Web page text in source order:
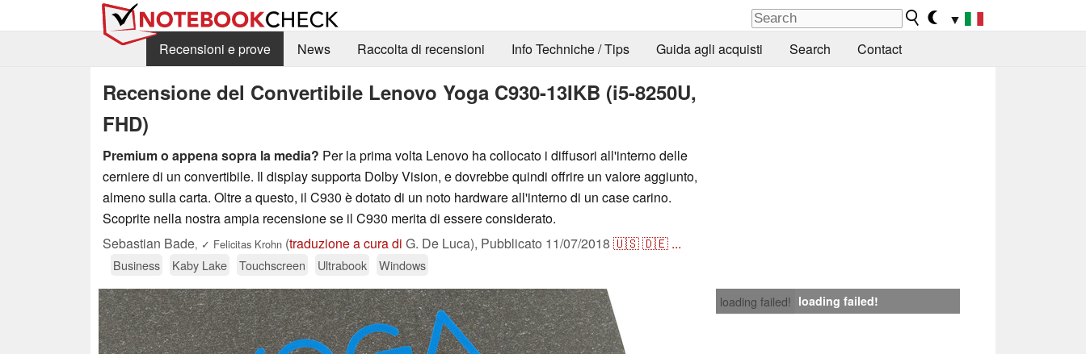
▼
Recensioni e prove
News Raccolta di recensioni Info Techniche / Tips Guida agli acquisti Search Contact
Recensione del Convertibile Lenovo Yoga C930-13IKB (i5-8250U,
FHD)
Premium o appena sopra la media? Per la prima volta Lenovo ha collocato i diffusori all'interno delle
cerniere di un convertibile. Il display supporta Dolby Vision, e dovrebbe quindi offrire un valore aggiunto,
almeno sulla carta. Oltre a questo, il C930 è dotato di un noto hardware all'interno di un case carino.
Scoprite nella nostra ampia recensione se il C930 merita di essere considerato.
Sebastian Bade, ✓ Felicitas Krohn (traduzione a cura di G. De Luca), Pubblicato 11/07/2018 🇺🇸🇩🇪 ...
Business Kaby Lake Touchscreen Ultrabook Windows
loading failed! loading failed!